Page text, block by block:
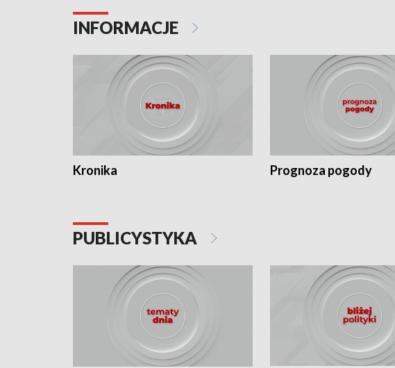
INFORMACJE
Kronika Prognoza pogody
PUBLICYSTYKA